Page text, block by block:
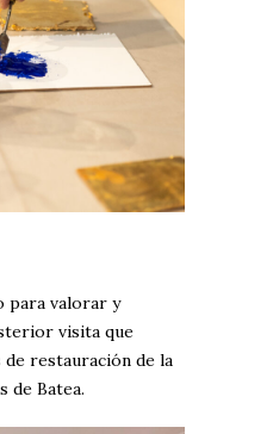
para valorar y
visita que
restauración de la
de Batea.